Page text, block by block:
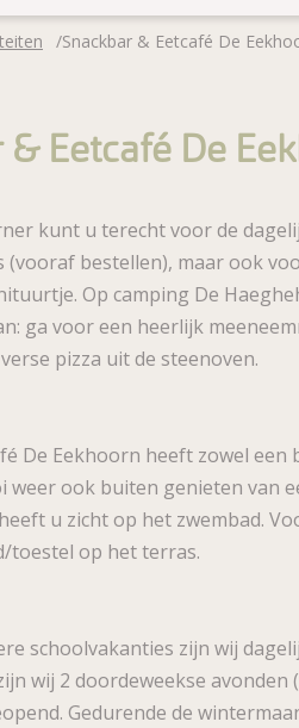
Faciliteiten
Fotoalbum
Te koop
Snackbar & Eetcafé De
Eetcafé De
kunt u terecht voor de
(vooraf bestellen), maar ook
Op camping De
ga voor een heerlijk
pizza uit de steenoven.
De Eekhoorn heeft zowel
weer ook buiten genieten van
u zicht op het zwembad.
toestel op het terras.
schoolvakanties zijn wij
wij 2 doordeweekse avonden
Gedurende de